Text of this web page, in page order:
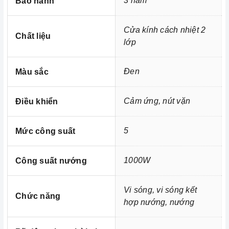
phải làm nhiều công việc lại còn chăm sóc cho bữa ăn
của gia đình mình.
Quý khách hàng có nhu cầu tìm hiểu thêm vềLò vi sóng
kết hợp nướng Teka ML 8200 BIS BK
có thể liên hệ với
chúng tôi thiết bị nhà bếpHomeBestqua số điện
thoại 028.66.798989 - 0933.800.899 (zalo)hoặc truy cập
mọi lúc, mọi nơi.
Chất liệu
Cửa kính cách nhiệt 2
lớp
Màu sắc Đen
Điều khiển Cảm ứng, nút vặn
Mức công suất 5
Công suất nướng 1000W
Chức năng
Vi sóng, vi sóng kết
hợp nướng, nướng